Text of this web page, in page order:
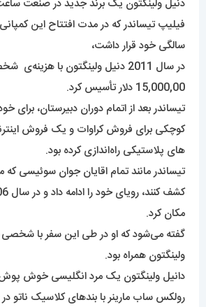
دنیل ولینگتون یک برند جدید در صنعت
فیلیپ تیساندر که در مدت افتتاح این
سالگی خود قرار داشت،
در سال 2011 دنیل ولینگتون با
15,000,00 دلار تأسیس کرد.
تیساندر بعد از اتمام دوران دبیرستان،
کوچکی برای فروش کراوات و یک فروش
های پلاستیکی راه‌اندازی کرده بود.
تیساندر مانند تمام اقایان جوان سوئیسی که
مکان کرد.
گفته می‌شود که او در طی این سفر با شخصی
ولینگتون همراه بود.
دانیل ولینگتون یک مرد انگلیسی خوش
رولکس ساب مارینر با بندهای کلاسیک